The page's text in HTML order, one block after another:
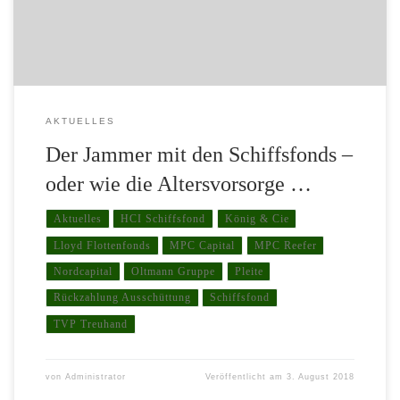
AKTUELLES
Der Jammer mit den Schiffsfonds –
oder wie die Altersvorsorge …
Aktuelles HCI Schiffsfond König & Cie
Lloyd Flottenfonds MPC Capital MPC Reefer
Nordcapital Oltmann Gruppe Pleite
Rückzahlung Ausschüttung Schiffsfond
TVP Treuhand
von Administrator Veröffentlicht am3. August 2018